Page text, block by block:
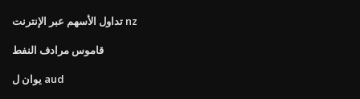
تداول الأسهم عبر الإنترنت nz
قاموس مرادف النفط
يوان ل aud